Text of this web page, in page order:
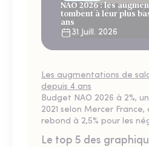
NAO 2026 : les
tombent à leur plus
ans
31 Juill. 2026
Les augmentations de
depuis 4 ans
Budget NAO 2026 à 2%,
2021 selon Mercer
rebond à 2,5% pour les
Le top 5 des